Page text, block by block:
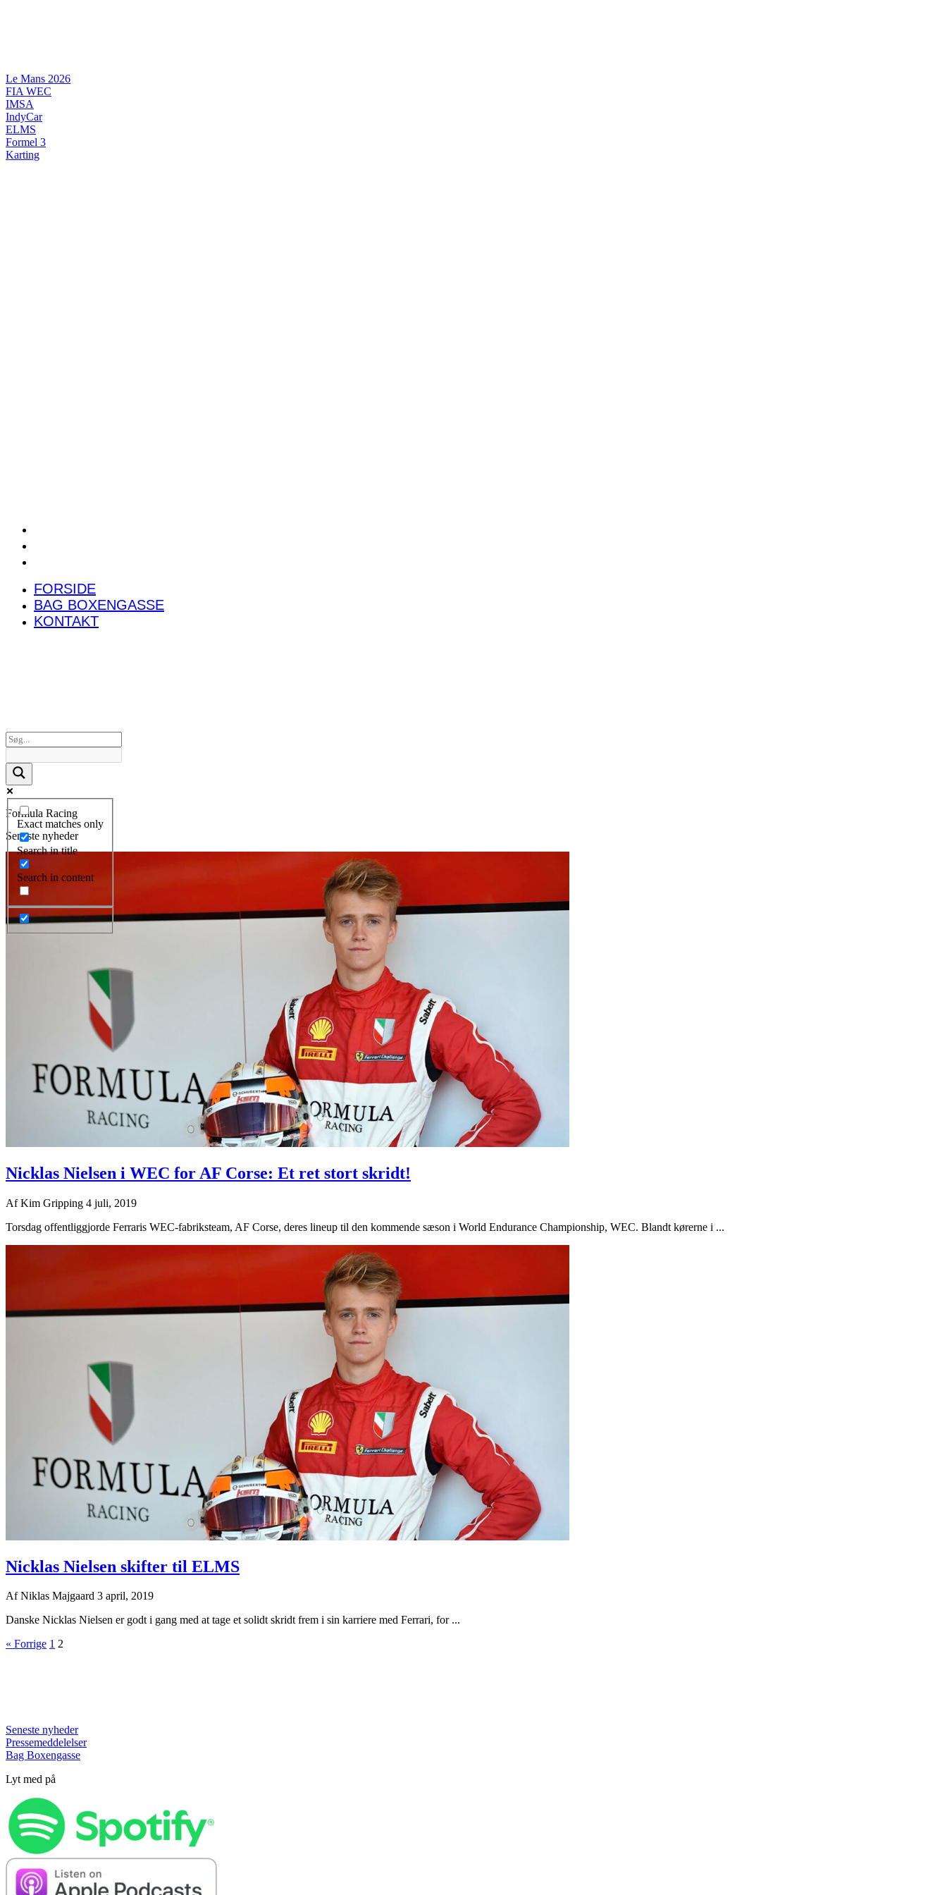
Le Mans 2026
FIA WEC
IMSA
IndyCar
ELMS
Formel 3
Karting
FORSIDE
BAG BOXENGASSE
KONTAKT
Exact matches only
Search in title
Search in content
Formula Racing
Seneste nyheder
Nicklas Nielsen i WEC for AF Corse: Et ret stort skridt!
AfKim Gripping 4 juli, 2019
Torsdag offentliggjorde Ferraris WEC-fabriksteam, AF Corse, deres lineup til den kommende sæson i World Endurance Championship, WEC. Blandt kørerne i ...
Nicklas Nielsen skifter til ELMS
AfNiklas Majgaard 3 april, 2019
Danske Nicklas Nielsen er godt i gang med at tage et solidt skridt frem i sin karriere med Ferrari, for ...
« Forrige 1 2
Seneste nyheder
Pressemeddelelser
Bag Boxengasse
Lyt med på